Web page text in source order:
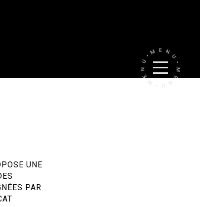
UNE
PAR